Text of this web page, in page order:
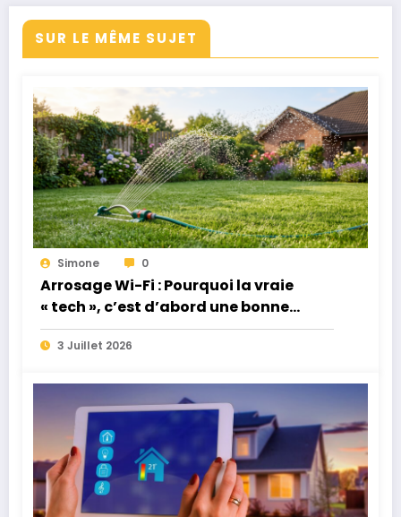
SUR LE MÊME SUJET
Simone 0
Arrosage Wi-Fi : Pourquoi la vraie
« tech », c’est d’abord une bonne
pompe de puits !
3 Juillet 2026